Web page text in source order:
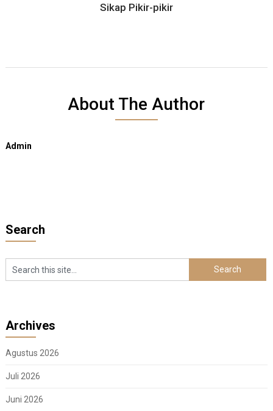
Sikap Pikir-pikir
About The Author
Admin
Search
Archives
Agustus 2026
Juli 2026
Juni 2026